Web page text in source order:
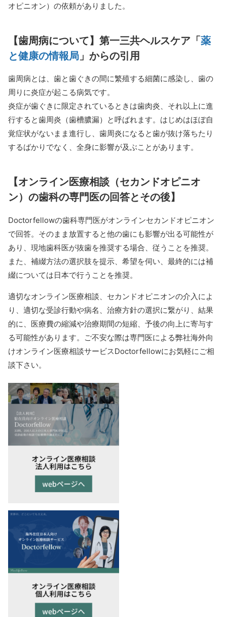
オピニオン）の依頼がありました。
【歯周病について】第一三共ヘルスケア「薬
と健康の情報局 」からの引用
歯周病とは、歯と歯ぐきの間に繁殖する細菌に感染し、歯の
周りに炎症が起こる病気です。
炎症が歯ぐきに限定されているときは歯肉炎、それ以上に進
行すると歯周炎（歯槽膿漏）と呼ばれます。はじめはほぼ自
覚症状がないまま進行し、歯周炎になると歯が抜け落ちたり
するばかりでなく、全身に影響が及ぶことがあります。
【オンライン医療相談（セカンドオピニオ
ン）の歯科の専門医の回答とその後】
Doctorfellowの歯科専門医がオンラインセカンドオピニオン
で回答。そのまま放置すると他の歯にも影響が出る可能性が
あり、現地歯科医が抜歯を推奨する場合、従うことを推奨。
また、補綴方法の選択肢を提示、希望を伺い、最終的には補
綴については日本で行うことを推奨。
適切なオンライン医療相談、セカンドオピニオンの介入によ
り、適切な受診行動や病名、治療方針の選択に繋がり、結果
的に、医療費の縮減や治療期間の短縮、予後の向上に寄与す
る可能性があります。ご不安な際は専門医による弊社海外向
けオンライン医療相談サービスDoctorfellowにお気軽にご相
談下さい。